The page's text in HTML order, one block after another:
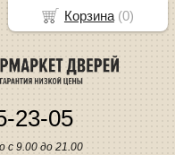
23-05
с 9.00 до 21.00
Корзина(0)